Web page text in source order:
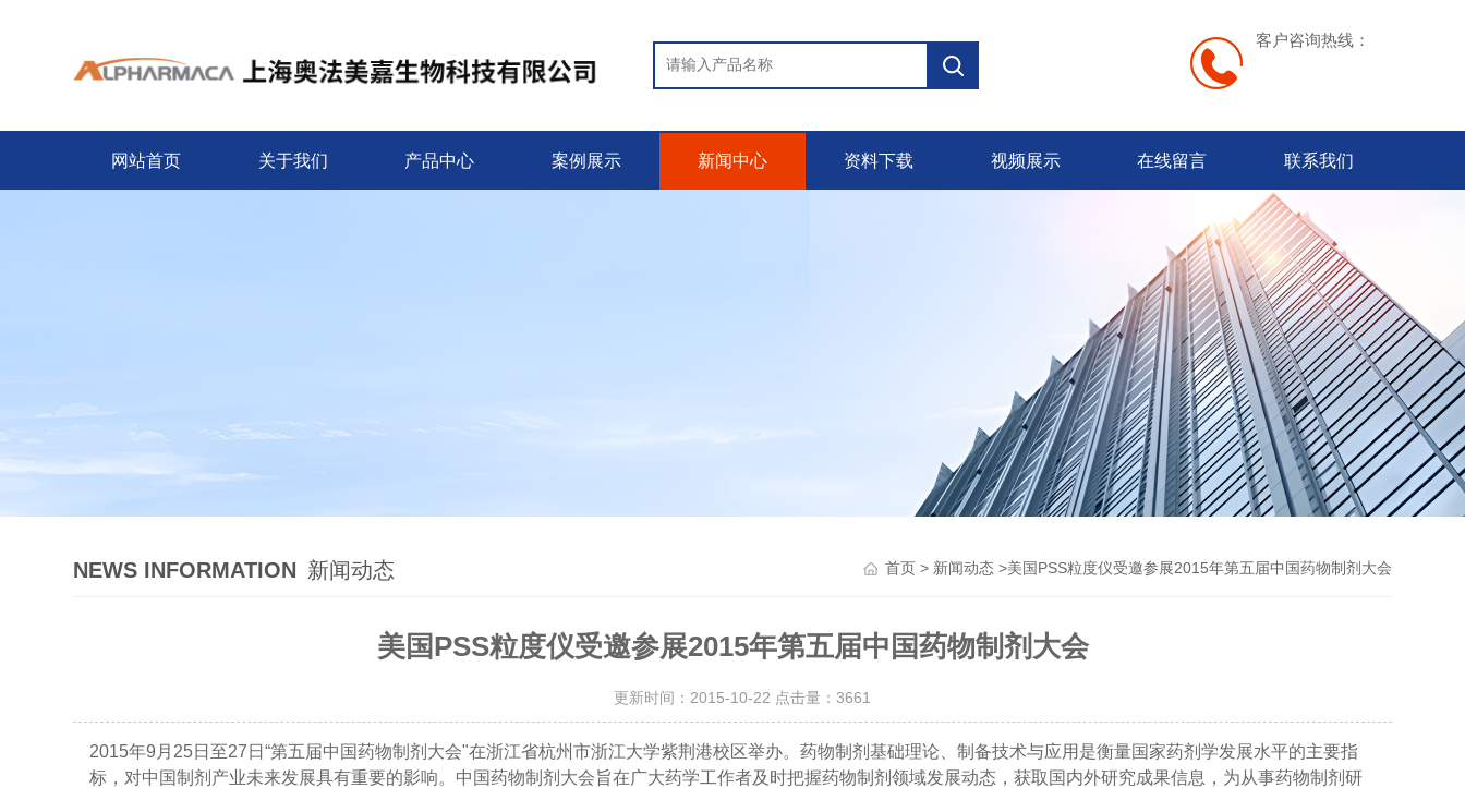
客户咨询热线：
网站首页 关于我们 产品中心 案例展示 新闻中心 资料下载 视频展示 在线留言 联系我们
NEWS INFORMATION 新闻动态 首页> 新闻动态>美国PSS粒度仪受邀参展2015年第五届中国药物制剂大会
美国PSS粒度仪受邀参展2015年第五届中国药物制剂大会
更新时间：2015-10-22 点击量： 3661
2015年9月25日至27日“第五届中国药物制剂大会"在浙江省杭州市浙江大学紫荆港校区举办。药物制剂基础理论、制备技术与应用是衡量国家药剂学发展水平的主要指
标，对中国制剂产业未来发展具有重要的影响。中国药物制剂大会旨在广大药学工作者及时把握药物制剂领域发展动态，获取国内外研究成果信息，为从事药物制剂研